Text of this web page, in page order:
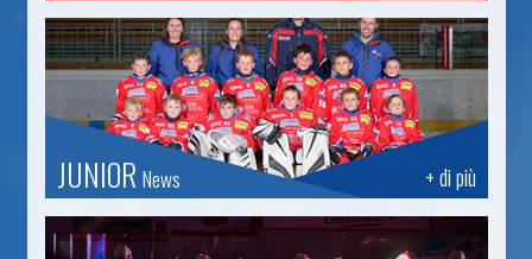
+ di più
JUNIOR News